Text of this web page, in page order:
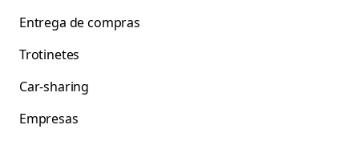
Entrega de compras
Trotinetes
Car-sharing
Empresas